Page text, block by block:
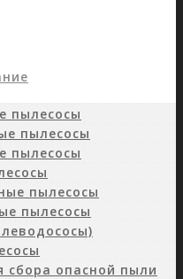
пылесосы
пылесосы
пылесосы
пылесосы
пылесосы
сбора опасной пыли